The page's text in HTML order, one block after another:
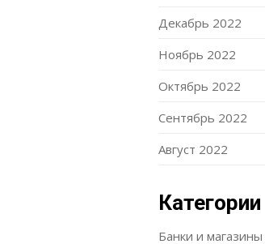
Декабрь 2022
Ноябрь 2022
Октябрь 2022
Сентябрь 2022
Август 2022
Категории
Банки и магазины